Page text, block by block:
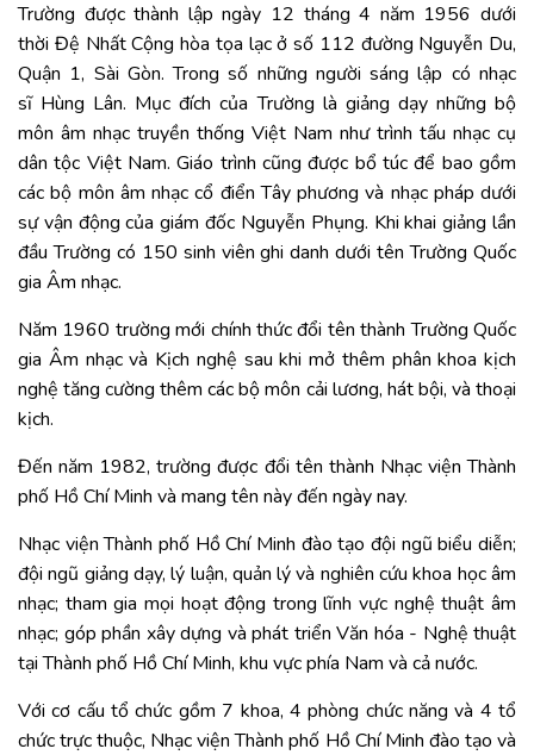
Trường được thành lập ngày 12 tháng 4 năm 1956 dưới
thời Đệ Nhất Cộng hòa tọa lạc ở số 112 đường Nguyễn Du,
Quận 1, Sài Gòn. Trong số những người sáng lập có nhạc
sĩ Hùng Lân. Mục đích của Trường là giảng dạy những bộ
môn âm nhạc truyền thống Việt Nam như trình tấu nhạc cụ
dân tộc Việt Nam. Giáo trình cũng được bổ túc để bao gồm
các bộ môn âm nhạc cổ điển Tây phương và nhạc pháp dưới
sự vận động của giám đốc Nguyễn Phụng. Khi khai giảng lần
đầu Trường có 150 sinh viên ghi danh dưới tên Trường Quốc
gia Âm nhạc.
Năm 1960 trường mới chính thức đổi tên thành Trường Quốc
gia Âm nhạc và Kịch nghệ sau khi mở thêm phân khoa kịch
nghệ tăng cường thêm các bộ môn cải lương, hát bội, và thoại
kịch.
Đến năm 1982, trường được đổi tên thành Nhạc viện Thành
phố Hồ Chí Minh và mang tên này đến ngày nay.
Nhạc viện Thành phố Hồ Chí Minh đào tạo đội ngũ biểu diễn;
đội ngũ giảng dạy, lý luận, quản lý và nghiên cứu khoa học âm
nhạc; tham gia mọi hoạt động trong lĩnh vực nghệ thuật âm
nhạc; góp phần xây dựng và phát triển Văn hóa - Nghệ thuật
tại Thành phố Hồ Chí Minh, khu vực phía Nam và cả nước.
Với cơ cấu tổ chức gồm 7 khoa, 4 phòng chức năng và 4 tổ
chức trực thuộc, Nhạc viện Thành phố Hồ Chí Minh đào tạo và